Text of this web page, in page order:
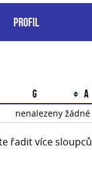
Profil
G A
nenalezeny
řadit více